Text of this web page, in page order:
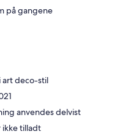
på gangene
art deco-stil
anvendes delvist
ikke tilladt